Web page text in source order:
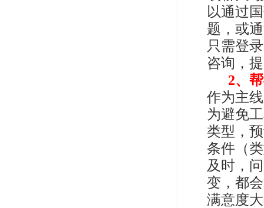
以通过
题，或
只需登
咨询，
2、
作为主
为避免
类型，
条件（
及时，
变，都
满意度